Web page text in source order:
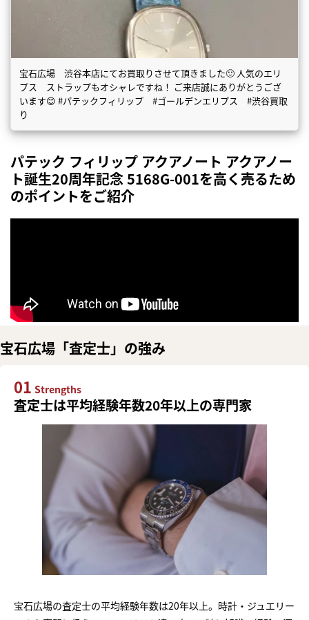
宝石広場 渋谷本店にてお買取りさせて頂きました🙂 人気のエリ
プス ストラップもオシャレですね！ ご来店誠にありがとうござ
います😊 #パテックフィリップ #ゴールデンエリプス #渋谷買取
り
パテック フィリップ アクアノート アクアノー
ト誕生20周年記念 5168G-001を高く売るため
のポイントをご紹介
宝石広場「査定士」の強み
01 Strengths
査定士は平均経験年数20年以上の専門家
宝石広場の査定士の平均経験年数は20年以上。時計・ジュエリー